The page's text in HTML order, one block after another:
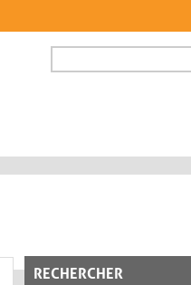
FORMULAIRE DE
RECHERCHER